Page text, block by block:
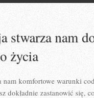
stwarza nam
życia
nam komfortowe warunki
dokładnie zastanowić się,